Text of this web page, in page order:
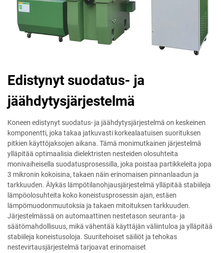
Edistynyt suodatus- ja
jäähdytysjärjestelmä
Koneen edistynyt suodatus- ja jäähdytysjärjestelmä on keskeinen
komponentti, joka takaa jatkuvasti korkealaatuisen suorituksen
pitkien käyttöjaksojen aikana. Tämä monimutkainen järjestelmä
ylläpitää optimaalisia dielektristen nesteiden olosuhteita
monivaiheisella suodatusprosessilla, joka poistaa partikkeleita jopa
3 mikronin kokoisina, takaen näin erinomaisen pinnanlaadun ja
tarkkuuden. Älykäs lämpötilanohjausjärjestelmä ylläpitää stabiileja
lämpöolosuhteita koko koneistusprosessin ajan, estäen
lämpömuodonmuutoksia ja takaen mitoituksen tarkkuuden.
Järjestelmässä on automaattinen nestetason seuranta- ja
säätömahdollisuus, mikä vähentää käyttäjän väliintuloa ja ylläpitää
stabiileja koneistusoloja. Suuritehoiset säiliöt ja tehokas
nestevirtausjärjestelmä tarjoavat erinomaiset